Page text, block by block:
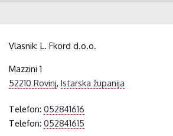
Vlasnik:L. Fkord d.o.o.
Mazzini 1
52210 Rovinj,Istarska županija
Telefon:052841616
Telefon:052841615